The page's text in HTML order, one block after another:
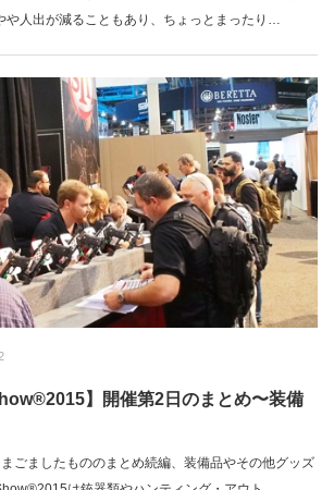
や人出が減ることもあり、ちょっとまったり…
】開催第2日のまとめ〜装備
ごましたもののまとめ続編、装備品やその他グッズ